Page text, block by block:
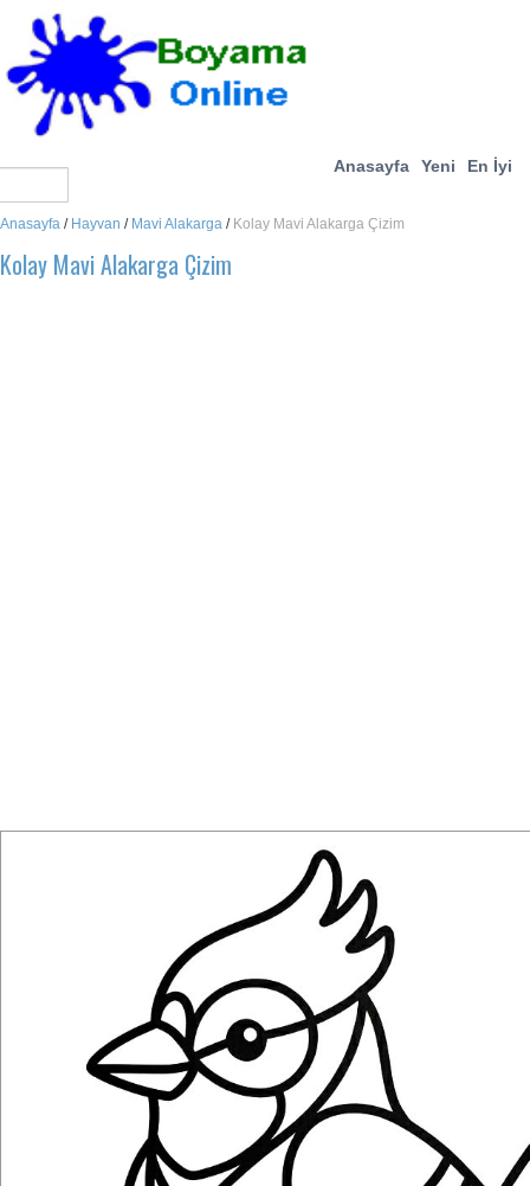
Anasayfa Yeni En İyi
Anasayfa / Hayvan / Mavi Alakarga / Kolay Mavi Alakarga Çizim
Kolay Mavi Alakarga Çizim